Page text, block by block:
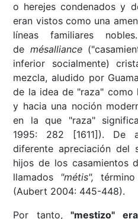
o herejes condenados y
eran vistos como una
líneas familiares
de mésalliance
inferior socialmente)
mezcla, aludido por
de la idea de "raza" como
y hacia una noción
en la que "raza"
1995: 282 [1611]). De
diferente apreciación del
hijos de los casamientos
llamados "métis",
(Aubert 2004: 445-448).
Por tanto,"mestizo"